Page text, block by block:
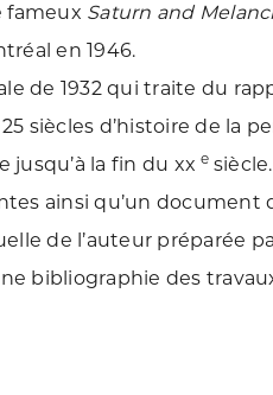
fameux Saturn and
en 1946.
de 1932 qui traite du
siècles d’histoire de la
jusqu’à la fin du xxe
ainsi qu’un document
de l’auteur préparée
bibliographie des